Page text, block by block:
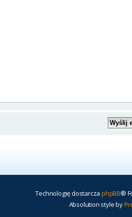
Technologię dostarcza phpBB®
Absolution style by